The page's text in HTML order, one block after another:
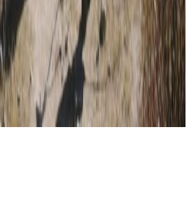
नयाँ एटीआर-७२-६०० विमान
पर्यटकको आकर्षण बढ्दो